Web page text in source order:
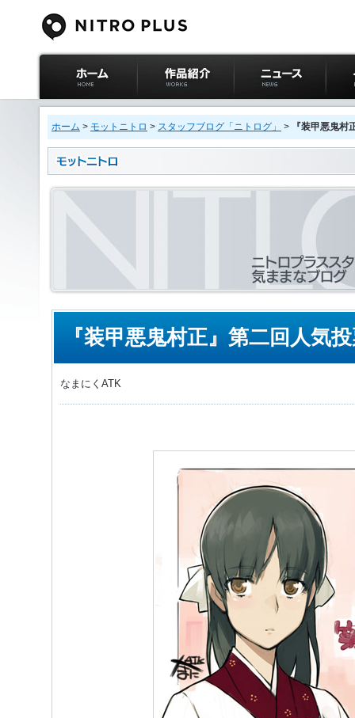
ニトロプラス公式
サイト ホーム
作品紹介 ニュース イベ
ホーム > モットニトロ > スタッフブログ「ニトログ」 > 『装甲悪鬼
『装甲悪鬼村正』第二回人気
なまにくATK